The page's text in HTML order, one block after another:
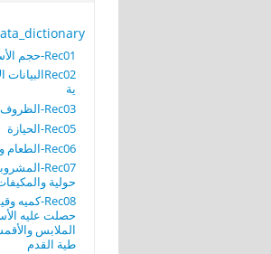
Rec01-حجم الأسرة
Rec02البيانات الأساس
ية
Rec03-الظروف السكنية
Rec05-الحيازة
Rec06-الطعام والشراب
Rec07-المشروبات الكح
حولية
Rec08-كميه وقيمه ما
حصلت عليه
الملابس
طية القدم